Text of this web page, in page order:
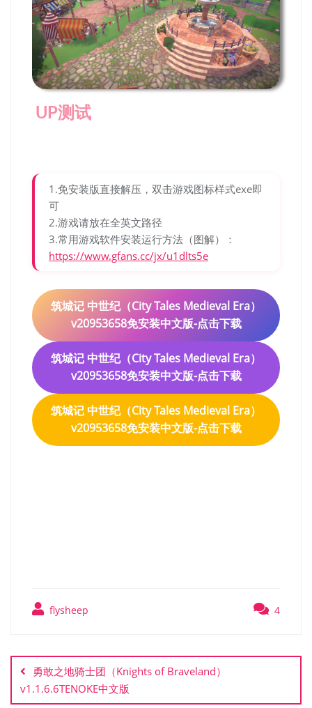
UP测试
1.免安装版直接解压，双击游戏图标样式exe即
可
2.游戏请放在全英文路径
3.常用游戏软件安装运行方法（图解）：
https://www.gfans.cc/jx/u1dlts5e
筑城记 中世纪（City Tales Medieval Era）
v20953658免安装中文版-点击下载
筑城记 中世纪（City Tales Medieval Era）
v20953658免安装中文版-点击下载
筑城记 中世纪（City Tales Medieval Era）
v20953658免安装中文版-点击下载
flysheep 4
章
导
航
勇敢之地骑士团（Knights of Braveland）
v1.1.6.6TENOKE中文版